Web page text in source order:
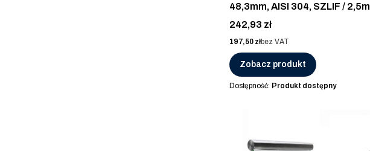
48,3mm, AISI 304, SZLIF / 2,5m
Cena
242,93 zł
Cena
197,50 złbez VAT
Zobacz produkt
Dostępność: Produkt dostępny